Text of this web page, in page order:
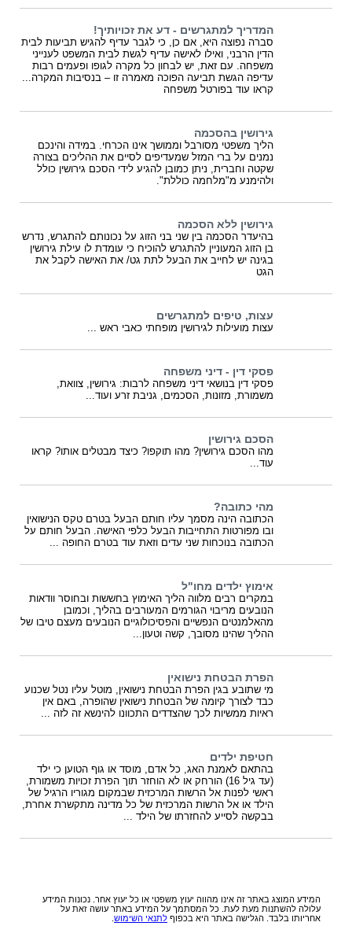
המדריך למתגרשים - דע את זכויותיך!
סברה נפוצה היא, אם כן, כי לגבר עדיף להגיש תביעות לבית
הדין הרבני, ואילו לאישה עדיף לגשת לבית המשפט לענייני
משפחה. עם זאת, יש לבחון כל מקרה לגופו ופעמים רבות
עדיפה הגשת תביעה הפוכה מאמרה זו – בנסיבות המקרה...
קראו עוד בפורטל משפחה
גירושין בהסכמה
הליך משפטי מסורבל וממושך אינו הכרחי. במידה והינכם
נמנים על ברי המזל שמעדיפים לסיים את ההליכים בצורה
שקטה וחברית, ניתן כמובן להגיע לידי הסכם גירושין כולל
ולהימנע מ"מלחמה כוללת".
גירושין ללא הסכמה
בהיעדר הסכמה בין שני בני הזוג על נכונותם להתגרש, נדרש
בן הזוג המעוניין להתגרש להוכיח כי עומדת לו עילת גירושין
בגינה יש לחייב את הבעל לתת גט/ את האישה לקבל את
הגט
עצות, טיפים למתגרשים
עצות מועילות לגירושין מופחתי כאבי ראש ...
פסקי דין - דיני משפחה
פסקי דין בנושאי דיני משפחה לרבות: גירושין, צוואת,
משמורת, מזונות, הסכמים, גניבת זרע ועוד...
הסכם גירושין
מהו הסכם גירושין? מהו תוקפו? כיצד מבטלים אותו? קראו
עוד...
מהי כתובה?
הכתובה הינה מסמך עליו חותם הבעל בטרם טקס הנישואין
ובו מפורטות התחייבות הבעל כלפי האישה. הבעל חותם על
הכתובה בנוכחות שני עדים וזאת עוד בטרם החופה ...
אימוץ ילדים מחו"ל
במקרים רבים מלווה הליך האימוץ בחששות ובחוסר וודאות
הנובעים מריבוי הגורמים המעורבים בהליך, וכמובן
מהאלמנטים הנפשיים והפסיכולוגיים הנובעים מעצם טיבו של
ההליך שהינו מסובך, קשה וטעון...
הפרת הבטחת נישואין
מי שתובע בגין הפרת הבטחת נישואין, מוטל עליו נטל שכנוע
כבד לצורך קיומה של הבטחת נישואין שהופרה, באם אין
ראיות ממשיות לכך שהצדדים התכוונו להינשא זה לזה ...
חטיפת ילדים
בהתאם לאמנת האג, כל אדם, מוסד או גוף הטוען כי ילד
(עד גיל 16) הורחק או לא הוחזר תוך הפרת זכויות משמורת,
ראשי לפנות אל הרשות המרכזית שבמקום מגוריו הרגיל של
הילד או אל הרשות המרכזית של כל מדינה מתקשרת אחרת,
בבקשה לסייע להחזרתו של הילד ...
המידע המוצג באתר זה אינו מהווה יעוץ משפטי או כל יעוץ אחר. נכונות המידע
עלולה להשתנות מעת לעת. כל המסתמך על המידע באתר עושה זאת על
אחריותו בלבד. הגלישה באתר היא בכפוף לתנאי השימוש